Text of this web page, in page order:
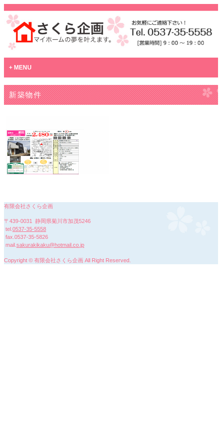
MENU
新築物件
有限会社さくら企画
〒439-0031 静岡県菊川市加茂5246
tel. 0537-35-5558
fax.0537-35-5826
mail. sakurakikaku@hotmail.co.jp
Copyright © 有限会社さくら企画 All Right Reserved.